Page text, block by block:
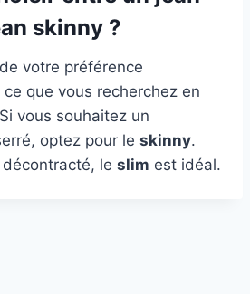
skinny ?
votre préférence
que vous recherchez en
vous souhaitez un
optez pour le skinny.
le slim est idéal.